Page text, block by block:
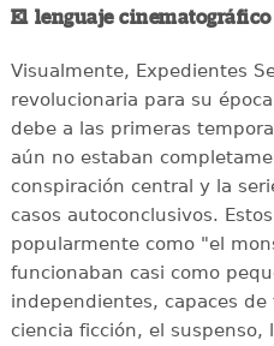
El lenguaje
Visualmente, Expedientes
revolucionaria para su
debe a las primeras
aún no estaban
conspiración central y la
casos autoconclusivos.
popularmente como "el
funcionaban casi como
independientes, capaces
ciencia ficción, el suspenso,